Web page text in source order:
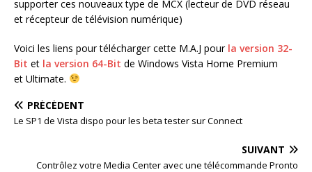
supporter ces nouveaux type de MCX (lecteur de DVD réseau
et récepteur de télévision numérique)
Voici les liens pour télécharger cette M.A.J pour la version 32-
Bit et la version 64-Bit de Windows Vista Home Premium
et Ultimate.
PRÉCÉDENT
Le SP1 de Vista dispo pour les beta tester sur Connect
SUIVANT
Contrôlez votre Media Center avec une télécommande Pronto